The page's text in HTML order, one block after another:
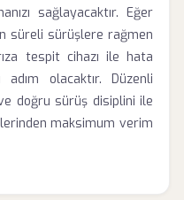
sağlayacaktır. Eğer
süreli sürüşlere rağmen
tespit cihazı ile hata
olacaktır. Düzenli
doğru sürüş disiplini ile
maksimum verim